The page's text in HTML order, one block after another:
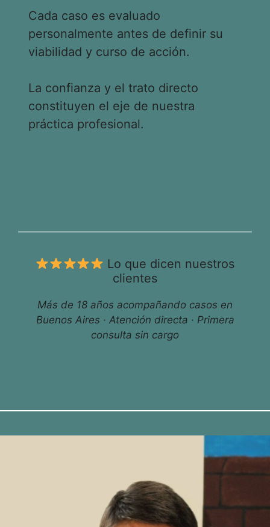
Cada caso es evaluado
personalmente antes de definir su
viabilidad y curso de acción.
La confianza y el trato directo
constituyen el eje de nuestra
práctica profesional.
Lo que dicen nuestros
clientes
Más de 18 años acompañando casos en
Buenos Aires · Atención directa · Primera
consulta sin cargo